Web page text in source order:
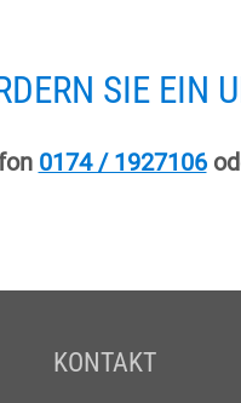
SIE EIN
0174 / 1927106
KONTAKT